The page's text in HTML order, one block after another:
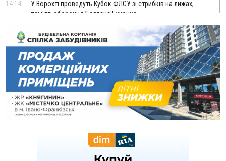
14:14
У Ворохті проведуть Кубок ФЛСУ зі стрибків на лижах,
пам'яті оборонця Богдана Бухонка
На Калущині розшукали чоловіка, який три дні
блукав у лісі
13:14
Боднар розповів про реакцію влади Польщі на атаки на
українців та про зміни після 23 серпня
12:31
ВІДЕО "Едельвейси" щемливо привітали рідну Коломию з
Днем міста
11:55
Вчора у Франківську, Коломиї, Долині та Яремче
зафіксували рекордну спеку
11:45
У Надвірній п'яна жінка побила малолітнього хлопчика: суд
У басейні Дністра встановилася гідрологічна посуха - рівні
води наблизилися до найнижчих показників